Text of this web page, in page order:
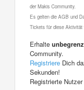
der Makis Community.
Es gelten die AGB und
Tickets für diese Aktivität
Erhalte
Community.
Registriere Dich
Sekunden!
Registrierte